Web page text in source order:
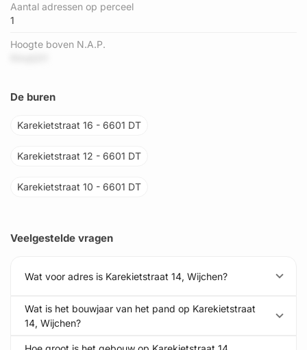
Aantal adressen op perceel
1
Hoogte boven N.A.P.
De buren
Karekietstraat 16 - 6601 DT
Karekietstraat 12 - 6601 DT
Karekietstraat 10 - 6601 DT
Veelgestelde vragen
Wat voor adres is Karekietstraat 14, Wijchen?
Wat is het bouwjaar van het pand op Karekietstraat
14, Wijchen?